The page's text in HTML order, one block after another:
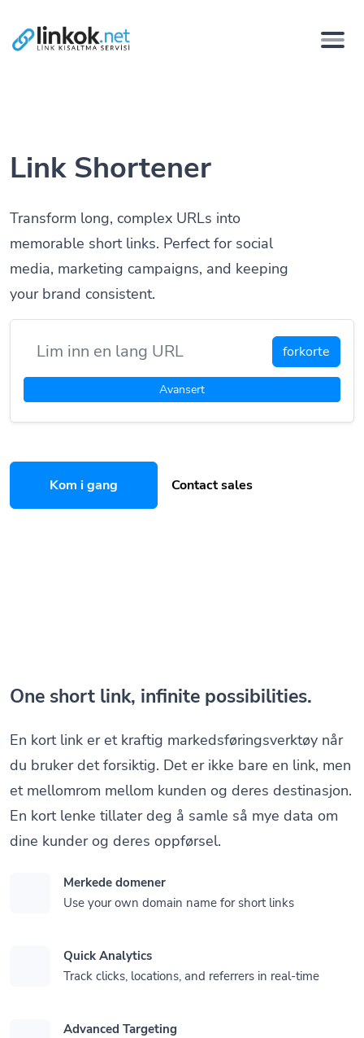
Link Shortener
Transform long, complex URLs into
memorable short links. Perfect for social
media, marketing campaigns, and keeping
your brand consistent.
forkorte
Avansert
Kom i gang Contact sales
One short link, infinite possibilities.
En kort link er et kraftig markedsføringsverktøy når
du bruker det forsiktig. Det er ikke bare en link, men
et mellomrom mellom kunden og deres destinasjon.
En kort lenke tillater deg å samle så mye data om
dine kunder og deres oppførsel.
Merkede domener
Use your own domain name for short links
Quick Analytics
Track clicks, locations, and referrers in real-time
Advanced Targeting